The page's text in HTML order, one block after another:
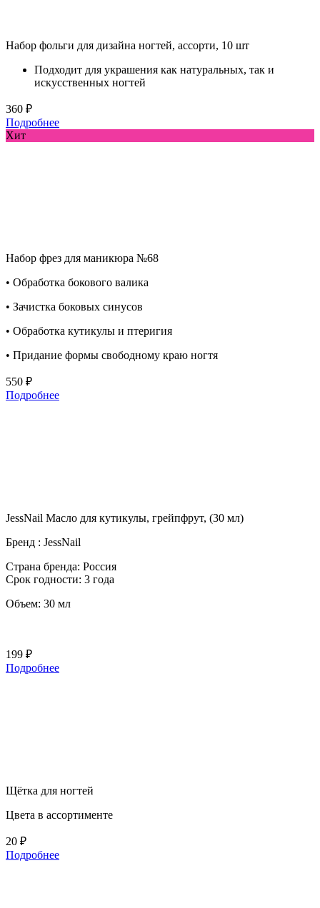
Набор фольги для дизайна ногтей, ассорти, 10 шт
Подходит для украшения как натуральных, так и
искусственных ногтей
360 ₽
Подробнее
Хит
Набор фрез для маникюра №68
• Обработка бокового валика
• Зачистка боковых синусов
• Обработка кутикулы и птеригия
• Придание формы свободному краю ногтя
550 ₽
Подробнее
JessNail Масло для кутикулы, грейпфрут, (30 мл)
Бренд : JessNail
Cтрана бренда: Россия
Срок годности: 3 года
Объем: 30 мл
199 ₽
Подробнее
Щётка для ногтей
Цвета в ассортименте
20 ₽
Подробнее